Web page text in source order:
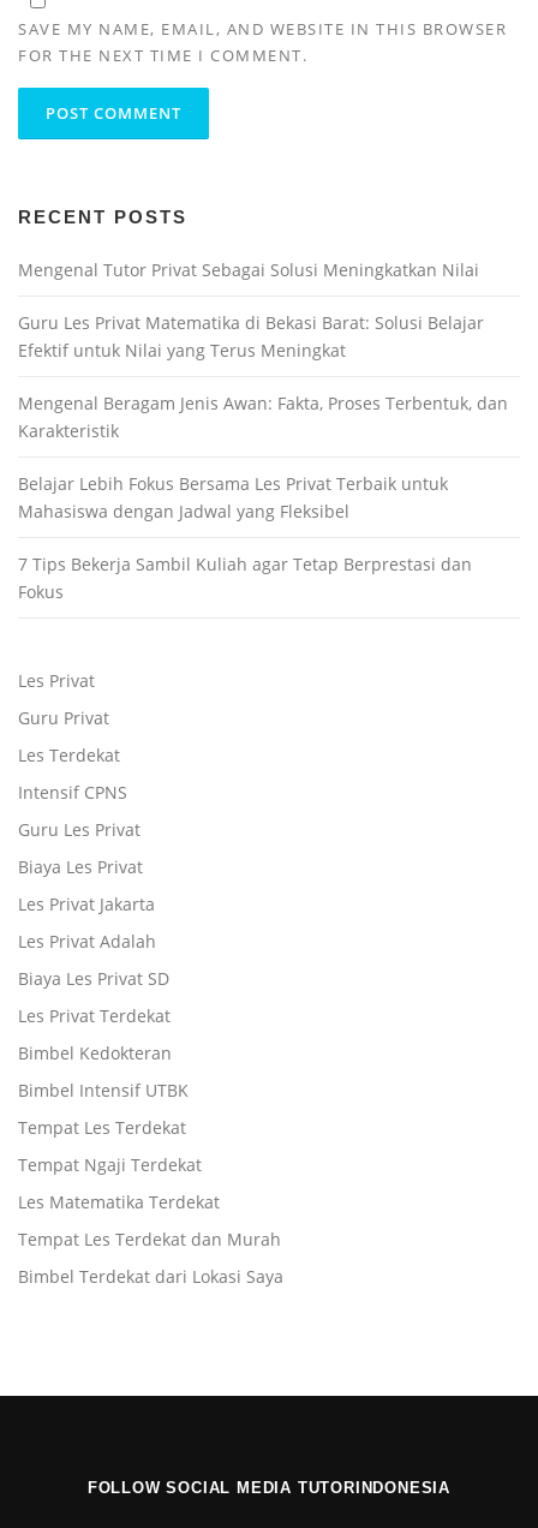
SAVE MY NAME, EMAIL, AND WEBSITE IN THIS BROWSER
FOR THE NEXT TIME I COMMENT.
RECENT POSTS
Mengenal Tutor Privat Sebagai Solusi Meningkatkan Nilai
Guru Les Privat Matematika di Bekasi Barat: Solusi Belajar
Efektif untuk Nilai yang Terus Meningkat
Mengenal Beragam Jenis Awan: Fakta, Proses Terbentuk, dan
Karakteristik
Belajar Lebih Fokus Bersama Les Privat Terbaik untuk
Mahasiswa dengan Jadwal yang Fleksibel
7 Tips Bekerja Sambil Kuliah agar Tetap Berprestasi dan
Fokus
Les Privat
Guru Privat
Les Terdekat
Intensif CPNS
Guru Les Privat
Biaya Les Privat
Les Privat Jakarta
Les Privat Adalah
Biaya Les Privat SD
Les Privat Terdekat
Bimbel Kedokteran
Bimbel Intensif UTBK
Tempat Les Terdekat
Tempat Ngaji Terdekat
Les Matematika Terdekat
Tempat Les Terdekat dan Murah
Bimbel Terdekat dari Lokasi Saya
FOLLOW SOCIAL MEDIA TUTORINDONESIA